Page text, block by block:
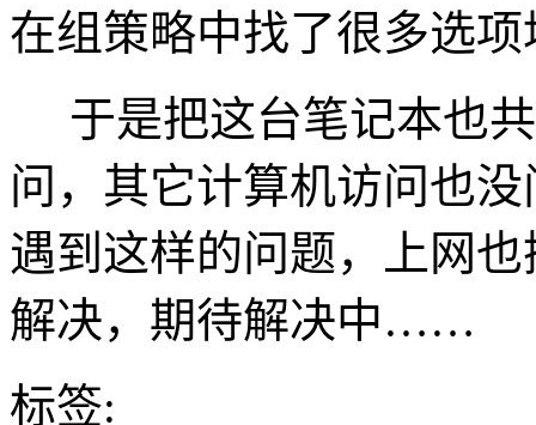
在组策略中找了很多选
于是把这台笔记本也
问，其它计算机访问也
遇到这样的问题，上网
解决，期待解决中……
标签: